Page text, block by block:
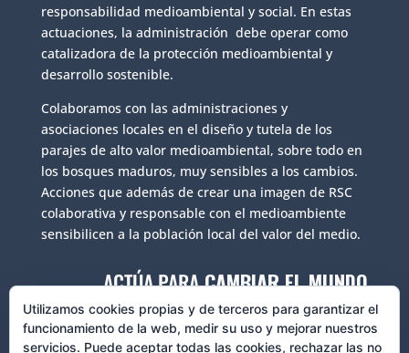
responsabilidad medioambiental y social. En estas
actuaciones, la administración debe operar como
catalizadora de la protección medioambiental y
desarrollo sostenible.
Colaboramos con las administraciones y
asociaciones locales en el diseño y tutela de los
parajes de alto valor medioambiental, sobre todo en
los bosques maduros, muy sensibles a los cambios.
Acciones que además de crear una imagen de RSC
colaborativa y responsable con el medioambiente
sensibilicen a la población local del valor del medio.
ACTÚA PARACAMBIAR EL MUNDO
CONOCE COMOHACERLO
Utilizamos cookies propias y de terceros para garantizar el
funcionamiento de la web, medir su uso y mejorar nuestros
servicios. Puede aceptar todas las cookies, rechazar las no